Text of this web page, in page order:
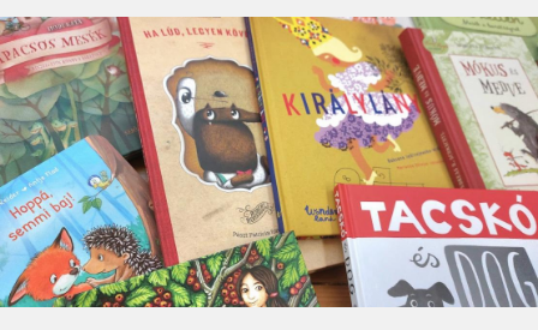
garantáltan
felveszik
a
versenyt
a
kütyükkel)